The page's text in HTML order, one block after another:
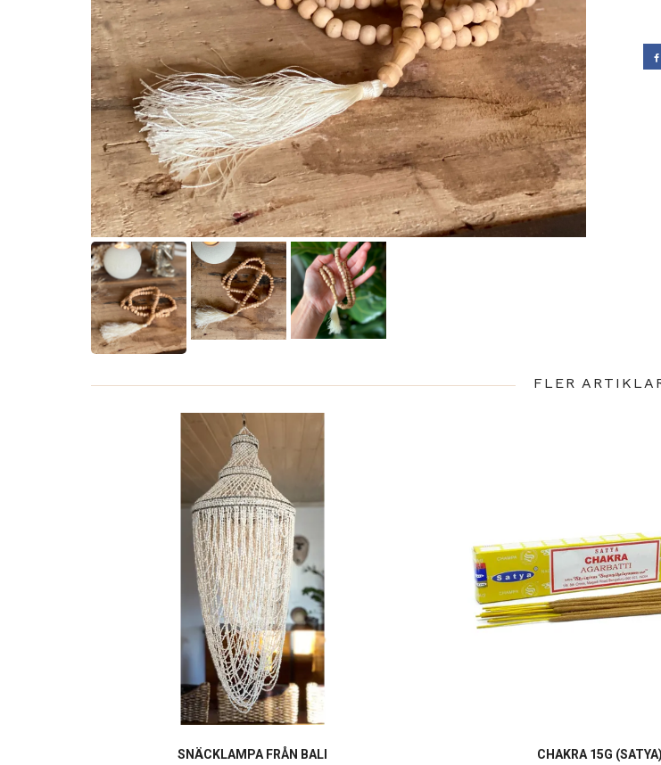
FLER
SNÄCKLAMPA FRÅN BALI CHAKRA 15G (SATYA)